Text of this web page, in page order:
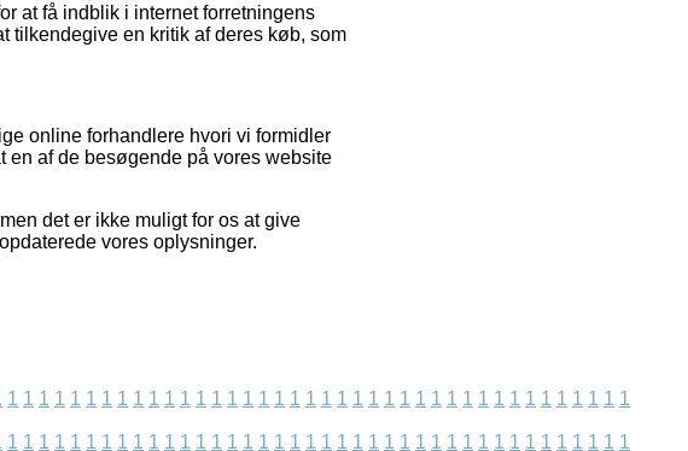
at få indblik i internet forretningens
tilkendegive en kritik af deres køb, som
online forhandlere hvori vi formidler
af de besøgende på vores website
det er ikke muligt for os at give
vores oplysninger.
1 1 1 1 1 1 1 1 1 1 1 1 1 1 1 1 1 1 1 1 1 1 1 1 1 1 1 1 1 1 1 1 1 1 1 1 1 1 1 1
1 1 1 1 1 1 1 1 1 1 1 1 1 1 1 1 1 1 1 1 1 1 1 1 1 1 1 1 1 1 1 1 1 1 1 1 1 1 1 1